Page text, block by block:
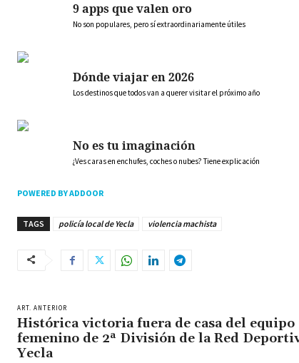
9 apps que valen oro
No son populares, pero sí extraordinariamente útiles
Dónde viajar en 2026
Los destinos que todos van a querer visitar el próximo año
No es tu imaginación
¿Ves caras en enchufes, coches o nubes? Tiene explicación
POWERED BY ADDOOR
TAGS policía local de Yecla violencia machista
ART. ANTERIOR
Histórica victoria fuera de casa del equipo
femenino de 2ª División de la Red
Yecla